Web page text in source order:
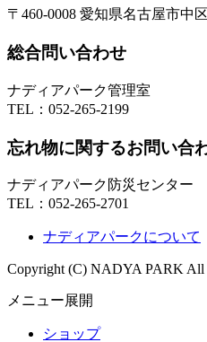
〒460-0008 愛知県名古屋市中
総合問い合わせ
ナディアパーク管理室
TEL： 052-265-2199
忘れ物に関するお問い合
ナディアパーク防災センター
TEL： 052-265-2701
ナディアパークについて
Copyright (C) NADYA PARK All
メニュー展開
ショップ